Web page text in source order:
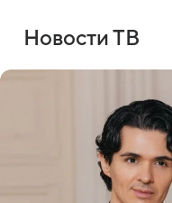
Новости ТВ